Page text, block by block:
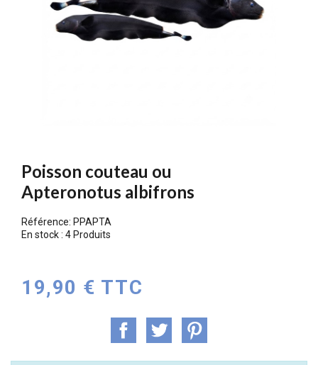
Poisson couteau ou
Apteronotus albifrons
Référence: PPAPTA
En stock : 4 Produits
19,90 € TTC